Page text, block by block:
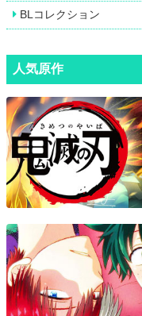
BLコレクション
人気原作